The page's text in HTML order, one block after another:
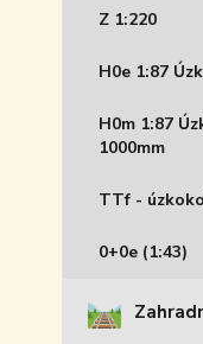
Z 1:220
H0e 1:87
H0m 1:87
1000mm
TTf -
0+0e (1:43)